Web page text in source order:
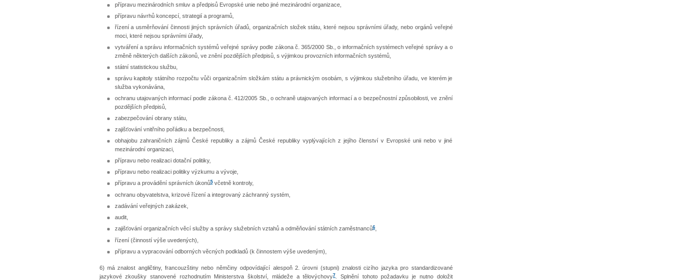
přípravu mezinárodních smluv a předpisů Evropské unie nebo jiné mezinárodní organizace,
přípravu návrhů koncepcí, strategií a programů,
řízení a usměrňování činnosti jiných správních úřadů, organizačních složek státu, které nejsou správními úřady, nebo orgánů veřejné
moci, které nejsou správními úřady,
vytváření a správu informačních systémů veřejné správy podle zákona č. 365/2000 Sb., o informačních systémech veřejné správy a o
změně některých dalších zákonů, ve znění pozdějších předpisů, s výjimkou provozních informačních systémů,
státní statistickou službu,
správu kapitoly státního rozpočtu vůči organizačním složkám státu a právnickým osobám, s výjimkou služebního úřadu, ve kterém je
služba vykonávána,
ochranu utajovaných informací podle zákona č. 412/2005 Sb., o ochraně utajovaných informací a o bezpečnostní způsobilosti, ve znění
pozdějších předpisů,
zabezpečování obrany státu,
zajišťování vnitřního pořádku a bezpečnosti,
obhajobu zahraničních zájmů České republiky a zájmů České republiky vyplývajících z jejího členství v Evropské unii nebo v jiné
mezinárodní organizaci,
přípravu nebo realizaci dotační politiky,
přípravu nebo realizaci politiky výzkumu a vývoje,
přípravu a provádění správních úkonů5včetně kontroly,
ochranu obyvatelstva, krizové řízení a integrovaný záchranný systém,
zadávání veřejných zakázek,
audit,
zajišťování organizačních věcí služby a správy služebních vztahů a odměňování státních zaměstnanců6,
řízení (činností výše uvedených),
přípravu a vypracování odborných věcných podkladů (k činnostem výše uvedeným),
6) má znalost angličtiny, francouzštiny nebo němčiny odpovídající alespoň 2. úrovni (stupni) znalosti cizího jazyka pro standardizované
jazykové zkoušky stanovené rozhodnutím Ministerstva školství, mládeže a tělovýchovy7. Splnění tohoto požadavku je nutno doložit